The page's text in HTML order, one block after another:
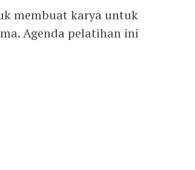
membuat karya untuk
Agenda pelatihan ini